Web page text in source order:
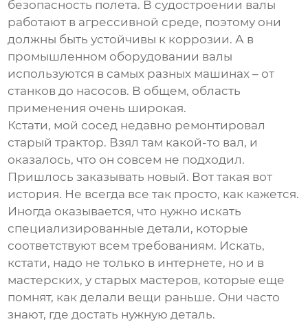
безопасность полета. В судостроении валы
работают в агрессивной среде, поэтому они
должны быть устойчивы к коррозии. А в
промышленном оборудовании валы
используются в самых разных машинах – от
станков до насосов. В общем, область
применения очень широкая.
Кстати, мой сосед недавно ремонтировал
старый трактор. Взял там какой-то вал, и
оказалось, что он совсем не подходил.
Пришлось заказывать новый. Вот такая вот
история. Не всегда все так просто, как кажется.
Иногда оказывается, что нужно искать
специализированные детали, которые
соответствуют всем требованиям. Искать,
кстати, надо не только в интернете, но и в
мастерских, у старых мастеров, которые еще
помнят, как делали вещи раньше. Они часто
знают, где достать нужную деталь.